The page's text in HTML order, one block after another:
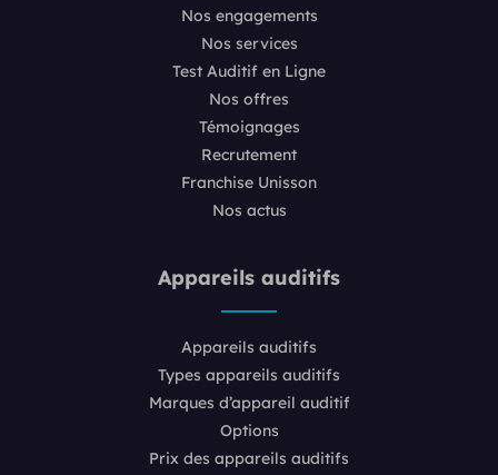
Nos engagements
Nos services
Test Auditif en Ligne
Nos offres
Témoignages
Recrutement
Franchise Unisson
Nos actus
Appareils auditifs
Appareils auditifs
Types appareils auditifs
Marques d’appareil auditif
Options
Prix des appareils auditifs